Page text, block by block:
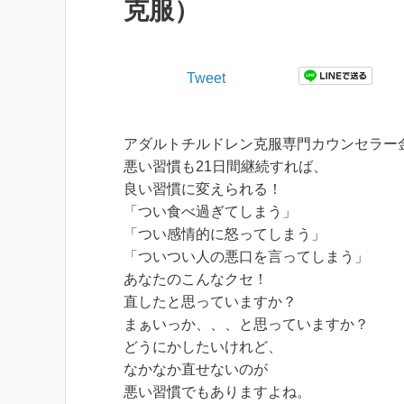
克服）
Tweet
アダルトチルドレン克服専門カウンセラー
悪い習慣も21日間継続すれば、
良い習慣に変えられる！
「つい食べ過ぎてしまう」
「つい感情的に怒ってしまう」
「ついつい人の悪口を言ってしまう」
あなたのこんなクセ！
直したと思っていますか？
まぁいっか、、、と思っていますか？
どうにかしたいけれど、
なかなか直せないのが
悪い習慣でもありますよね。